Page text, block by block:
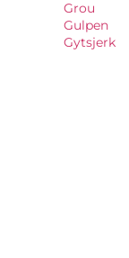
Grou
Gulpen
Gytsjerk